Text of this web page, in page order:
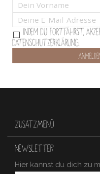
Indem Du fortfährst,
Datenschutzerklärung.
ZUSATZMENÜ
NEWSLETTER
Hier kannst du dich zu